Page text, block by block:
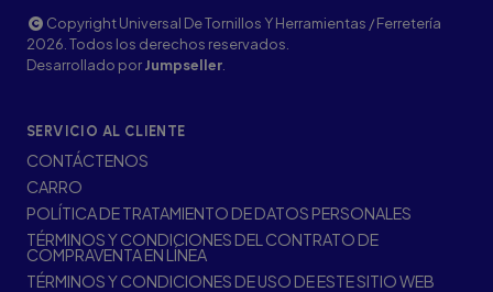
Copyright Universal De Tornillos Y Herramientas / Ferretería
2026. Todos los derechos reservados.
Desarrollado porJumpseller
SERVICIO AL CLIENTE
CONTÁCTENOS
CARRO
POLÍTICA DE TRATAMIENTO DE DATOS PERSONALES
TÉRMINOS Y CONDICIONES DEL CONTRATO DE
COMPRAVENTA EN LÍNEA
TÉRMINOS Y CONDICIONES DE USO DE ESTE SITIO WEB